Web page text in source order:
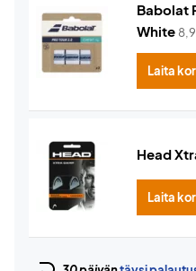
Babolat
White
Laita
Head
Laita